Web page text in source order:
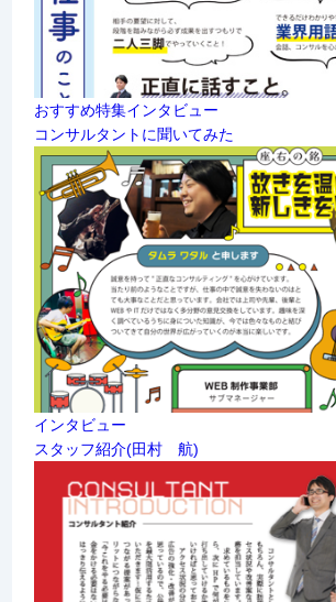
おすすめ特集インタビュー
コンサルタントに聞いてみた
インタビュー
スタッフ紹介(田村 航)